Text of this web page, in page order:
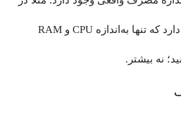
ابر فردوسی این امکان وجود دارد که تنها به‌اندازه CPU و RAM
نه بیشتر.